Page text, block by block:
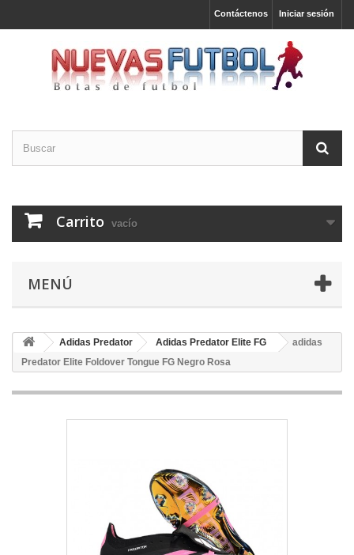
Iniciar sesión
Contáctenos
Carrito vacío
MENÚ
Adidas Predator Adidas Predator Elite FG
adidas
Predator Elite Foldover Tongue FG Negro Rosa